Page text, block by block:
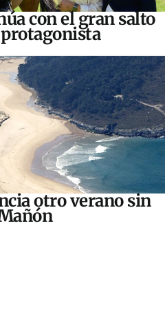
con el gran salto
otro verano sin